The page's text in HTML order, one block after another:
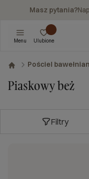
Masz pytania?
Menu Ulubione
Pościel
Piaskowy beż
Filtry